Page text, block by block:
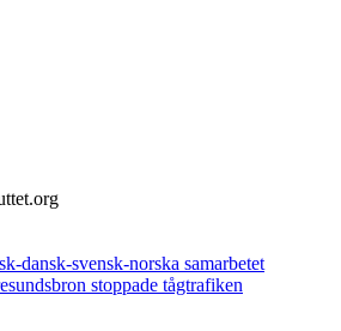
dansk-svensk-norska samarbetet
stoppade tågtrafiken